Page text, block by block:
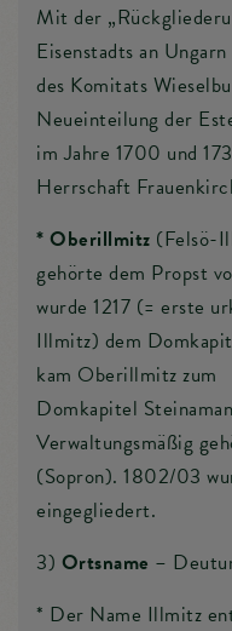
Mit der
Eisenstadts an
des Komitats
Neueinteilung der
im Jahre 1700 und
Herrschaft
* Oberillmitz (Felsö-
gehörte dem Propst
wurde 1217 (= erste
Illmitz) dem
kam Oberillmitz zum
Domkapitel
Verwaltungsmäßig
(Sopron). 1802/03
eingegliedert.
3) Ortsname –
* Der Name Illmitz